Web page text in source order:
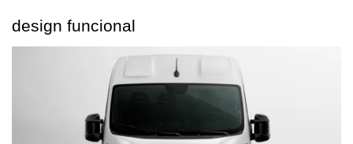
design funcional